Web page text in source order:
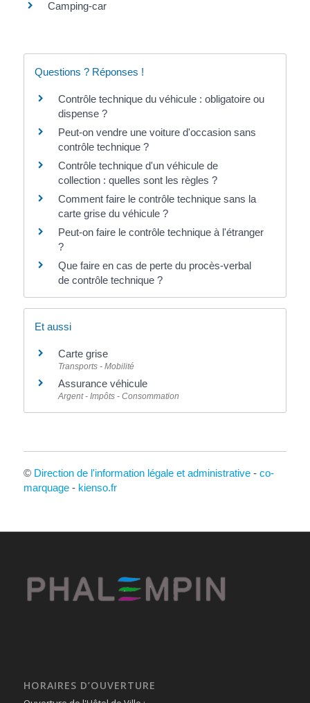
Camping-car
Questions ? Réponses !
Contrôle technique du véhicule : obligatoire ou
dispense ?
Peut-on vendre une voiture d'occasion sans
contrôle technique ?
Contrôle technique d'un véhicule de
collection : quelles sont les règles ?
Comment faire le contrôle technique sans la
carte grise du véhicule ?
Peut-on faire le contrôle technique à l'étranger
?
Que faire en cas de perte du procès-verbal
de contrôle technique ?
Et aussi
Carte grise
Transports - Mobilité
Assurance véhicule
Argent - Impôts - Consommation
© Direction de l'information légale et administrative- co-
marquage- kienso.fr
HORAIRES D’OUVERTURE